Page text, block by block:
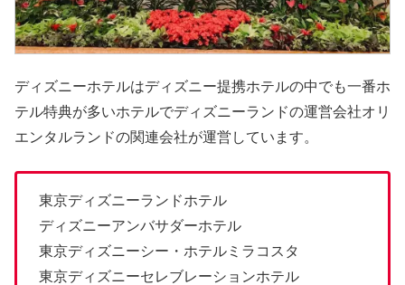
ディズニーホテルはディズニー提携ホテルの中でも一番ホ
テル特典が多いホテルでディズニーランドの運営会社オリ
エンタルランドの関連会社が運営しています。
東京ディズニーランドホテル
ディズニーアンバサダーホテル
東京ディズニーシー・ホテルミラコスタ
東京ディズニーセレブレーションホテル